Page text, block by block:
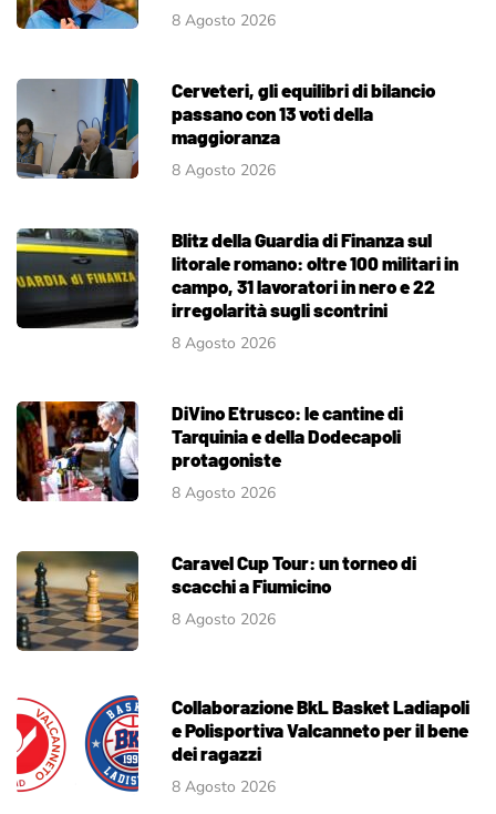
8 Agosto 2026
Cerveteri, gli equilibri di bilancio
passano con 13 voti della
maggioranza
8 Agosto 2026
Blitz della Guardia di Finanza sul
litorale romano: oltre 100 militari in
campo, 31 lavoratori in nero e 22
irregolarità sugli scontrini
8 Agosto 2026
DiVino Etrusco: le cantine di
Tarquinia e della Dodecapoli
protagoniste
8 Agosto 2026
Caravel Cup Tour: un torneo di
scacchi a Fiumicino
8 Agosto 2026
Collaborazione BkL Basket Ladiapoli
e Polisportiva Valcanneto per il bene
dei ragazzi
8 Agosto 2026